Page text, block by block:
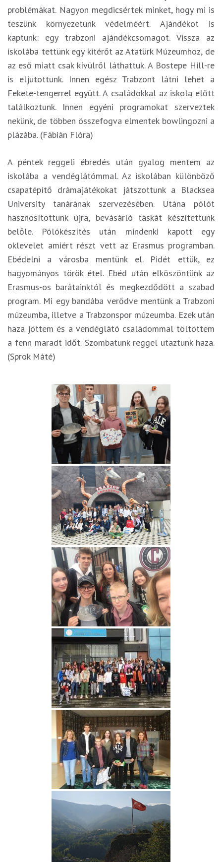
problémákat. Nagyon megdicsértek minket, hogy mi is
teszünk környezetünk védelméért. Ajándékot is
kaptunk: egy trabzoni ajándékcsomagot. Vissza az
iskolába tettünk egy kitérőt az Atatürk Múzeumhoz, de
az eső miatt csak kívülről láthattuk. A Bostepe Hill-re
is eljutottunk. Innen egész Trabzont látni lehet a
Fekete-tengerrel együtt. A családokkal az iskola előtt
találkoztunk. Innen egyéni programokat szerveztek
nekünk, de többen összefogva elmentek bowlingozni a
plázába. (Fábián Flóra)
A péntek reggeli ébredés után gyalog mentem az
iskolába a vendéglátómmal. Az iskolában különböző
csapatépítő drámajátékokat játszottunk a Blacksea
University tanárának szervezésében. Utána pólót
hasznosítottunk újra, bevásárló táskát készítettünk
belőle. Pólókészítés után mindenki kapott egy
oklevelet amiért részt vett az Erasmus programban.
Ebédelni a városba mentünk el. Pidét ettük, ez
hagyományos török étel. Ebéd után elköszöntünk az
Erasmus-os barátainktól és megkezdődött a szabad
program. Mi egy bandába verődve mentünk a Trabzoni
múzeumba, illetve a Trabzonspor múzeumba. Ezek után
haza jöttem és a vendéglátó családommal töltöttem
a fenn maradt időt. Szombatunk reggel utaztunk haza.
(Sprok Máté)